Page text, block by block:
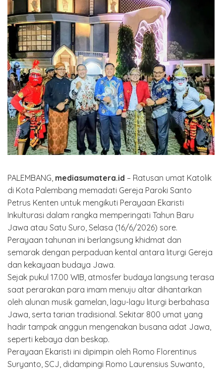
PALEMBANG, mediasumatera.id – Ratusan umat Katolik
di Kota Palembang memadati Gereja Paroki Santo
Petrus Kenten untuk mengikuti Perayaan Ekaristi
Inkulturasi dalam rangka memperingati Tahun Baru
Jawa atau Satu Suro, Selasa (16/6/2026) sore.
Perayaan tahunan ini berlangsung khidmat dan
semarak dengan perpaduan kental antara liturgi Gereja
dan kekayaan budaya Jawa.
Sejak pukul 17.00 WIB, atmosfer budaya langsung terasa
saat perarakan para imam menuju altar dihantarkan
oleh alunan musik gamelan, lagu-lagu liturgi berbahasa
Jawa, serta tarian tradisional. Sekitar 800 umat yang
hadir tampak anggun mengenakan busana adat Jawa,
seperti kebaya dan beskap.
Perayaan Ekaristi ini dipimpin oleh Romo Florentinus
Suryanto, SCJ, didampingi Romo Laurensius Suwanto,